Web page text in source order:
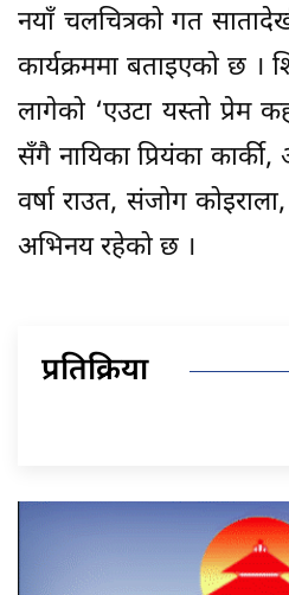
नयाँ चलचित्रको गत
कार्यक्रममा बताइएको छ ।
लागेको ‘एउटा यस्तो प्रेम
सँगै नायिका प्रियंका
वर्षा राउत, संजोग
अभिनय रहेको छ ।
प्रतिक्रिया